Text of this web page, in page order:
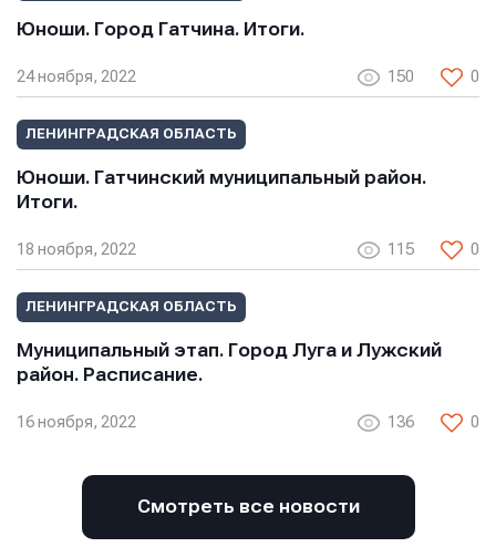
Юноши. Город Гатчина. Итоги.
24 ноября, 2022 150 0
ЛЕНИНГРАДСКАЯ ОБЛАСТЬ
Юноши. Гатчинский муниципальный район.
Итоги.
18 ноября, 2022 115 0
ЛЕНИНГРАДСКАЯ ОБЛАСТЬ
Муниципальный этап. Город Луга и Лужский
район. Расписание.
16 ноября, 2022 136 0
Смотреть все новости
E-mail
Телефон
Сообщение
Отправить
E-mail
Телефон
Сообщение
Отправить
E-mail
Телефон
Сообщение